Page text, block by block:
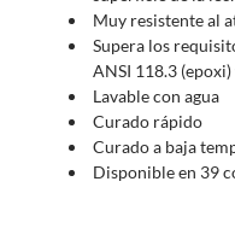
Muy resistente al
Supera los
ANSI 118.3
Lavable con agua
Curado rápido
Curado a baja
Disponible en 39